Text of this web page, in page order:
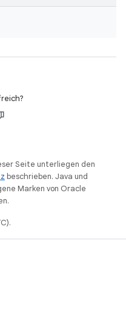
Seite unterliegen den
beschrieben. Java und
Marken von Oracle